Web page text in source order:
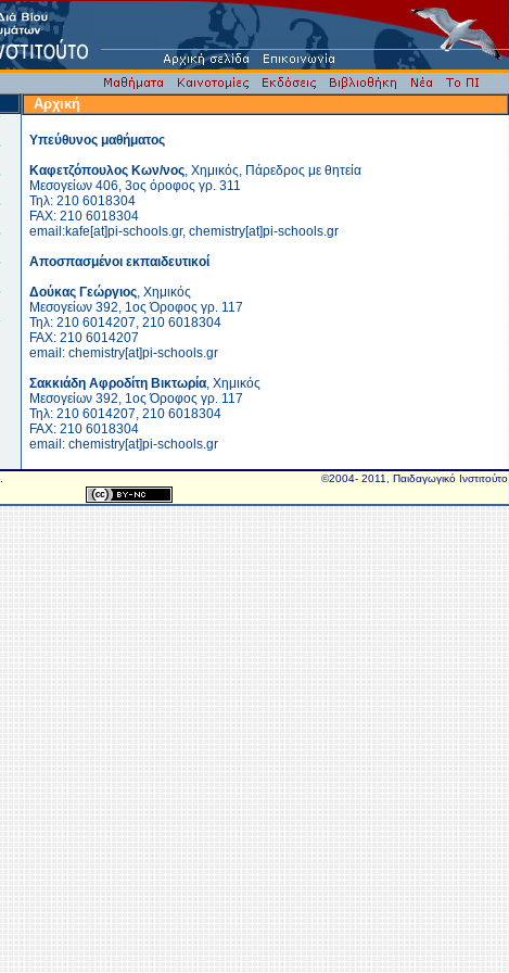
Αρχική
Υπεύθυνος μαθήματος
Καφετζόπουλος Κων/νος, Χημικός, Πάρεδρος με θητεία
Μεσογείων 406, 3ος όροφος γρ. 311
Τηλ: 210 6018304
FAX: 210 6018304
email:kafe[at]pi-schools.gr, chemistry[at]pi-schools.gr
Αποσπασμένοι εκπαιδευτικοί
Δούκας Γεώργιος, Χημικός
Μεσογείων 392, 1ος Όροφος γρ. 117
Τηλ: 210 6014207, 210 6018304
FAX: 210 6014207
email: chemistry[at]pi-schools.gr
Σακκιάδη Αφροδίτη Βικτωρία, Χημικός
Μεσογείων 392, 1ος Όροφος γρ. 117
Τηλ: 210 6014207, 210 6018304
FAX: 210 6018304
email: chemistry[at]pi-schools.gr
©2004- 2011, Παιδαγωγικό Ινστιτούτο